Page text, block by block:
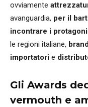
ovviamente
avanguardia, per il
incontrare i
le regioni italiane,
importatori e
Gli Awards
vermouth e